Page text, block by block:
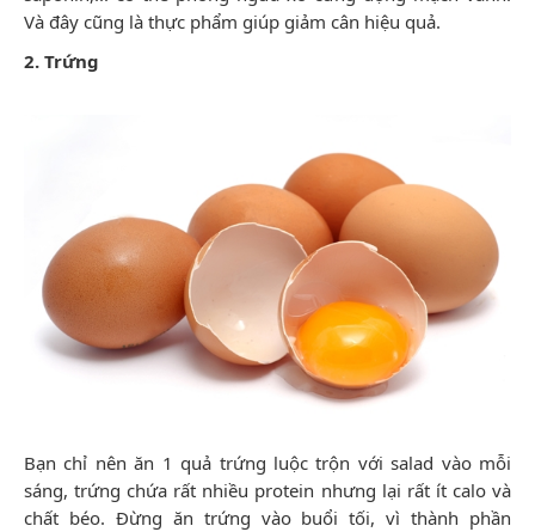
Và đây cũng là thực phẩm giúp giảm cân hiệu quả.
2. Trứng
Bạn chỉ nên ăn 1 quả trứng luộc trộn với salad vào mỗi
sáng, trứng chứa rất nhiều protein nhưng lại rất ít calo và
chất béo. Đừng ăn trứng vào buổi tối, vì thành phần